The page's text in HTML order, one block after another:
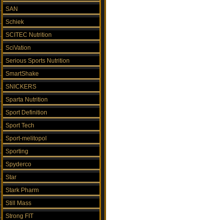
SAN
Schiek
SCITEC Nutrition
SciVation
Serious Sports Nutrition
SmartShake
SNICKERS
Sparta Nutrition
Sport Definition
Sport Tech
Sport-melitopol
Sporting
Spyderco
Star
Stark Pharm
Still Mass
Strong FIT